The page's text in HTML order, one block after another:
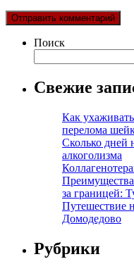
Поиск
Свежие
Как
перелома
Сколько дней
алкоголизма
за границей:
Путешествие
Домодедово
Рубрики